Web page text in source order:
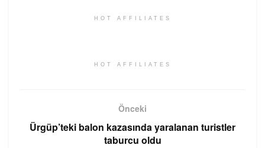
HOT AFFILIATES
HOT AFFILIATES
Önceki
Ürgüp’teki balon kazasında yaralanan turistler
taburcu oldu